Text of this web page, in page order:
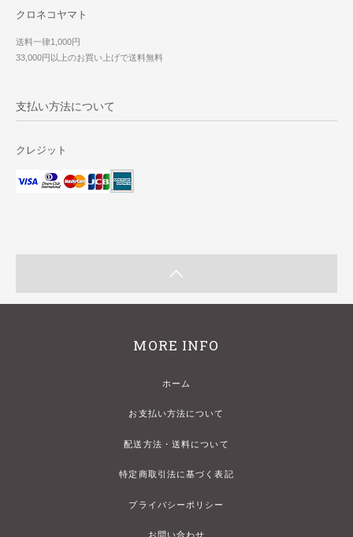
クロネコヤマト
送料一律1,000円
33,000円以上のお買い上げで送料無料
支払い方法について
クレジット
MORE INFO
ホーム
お支払い方法について
配送方法・送料について
特定商取引法に基づく表記
プライバシーポリシー
お問い合わせ